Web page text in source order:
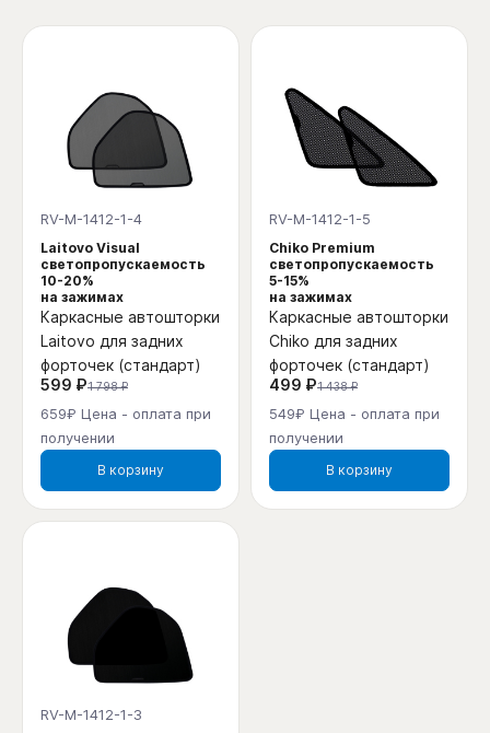
RV-M-1412-1-4
Laitovo Visual
светопропускаемость
10-20%
на зажимах
Каркасные автошторки
Laitovo для задних
форточек (стандарт)
599 ₽1 798 ₽
659₽ Цена - оплата при
получении
В корзину
RV-M-1412-1-5
Chiko Premium
светопропускаемость
5-15%
на зажимах
Каркасные автошторки
Chiko для задних
форточек (стандарт)
499 ₽1 438 ₽
549₽ Цена - оплата при
получении
В корзину
RV-M-1412-1-3